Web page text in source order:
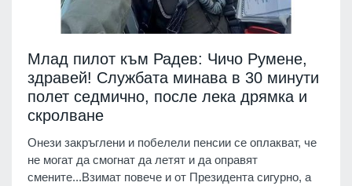
Млад пилот към Радев: Чичо Румене,
здравей! Службата минава в 30 минути
полет седмично, после лека дрямка и
скролване
Онези закръглени и побелели пенсии се оплакват, че
не могат да смогнат да летят и да оправят
смените...Взимат повече и от Президента сигурно, а